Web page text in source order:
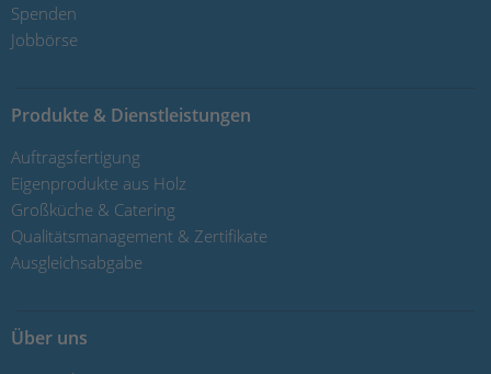
Spenden
Jobbörse
Produkte & Dienstleistungen
Auftragsfertigung
Eigenprodukte aus Holz
Großküche & Catering
Qualitätsmanagement & Zertifikate
Ausgleichsabgabe
Über uns